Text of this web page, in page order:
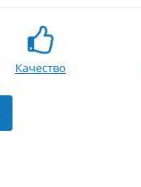
Качество